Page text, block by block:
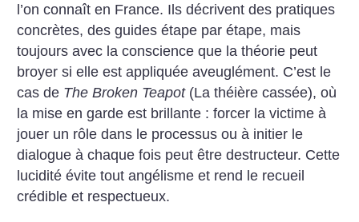
l’on connaît en France. Ils décrivent des pratiques
concrètes, des guides étape par étape, mais
toujours avec la conscience que la théorie peut
broyer si elle est appliquée aveuglément. C’est le
cas de The Broken Teapot(La théière cassée), où
la mise en garde est brillante : forcer la victime à
jouer un rôle dans le processus ou à initier le
dialogue à chaque fois peut être destructeur. Cette
lucidité évite tout angélisme et rend le recueil
crédible et respectueux.